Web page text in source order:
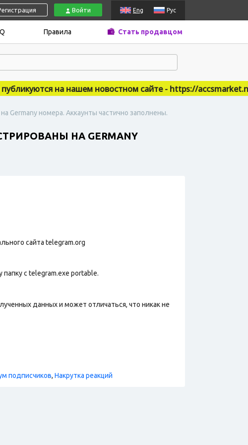
Войти Eng Рус
Правила Стать продавцом
на нашем новостном сайте - https://accsmarket.news
Germany номера. Аккаунты частично заполнены.
НА GERMANY
сайта telegram.org
с telegram.exe portable.
данных и может отличаться, что никак не
подписчиков, Накрутка реакций